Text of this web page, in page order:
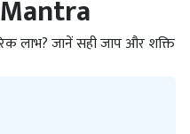
लाभ? जानें सही जाप और शक्ति